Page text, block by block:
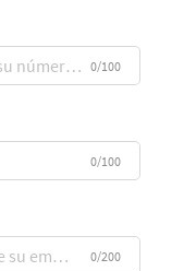
0/100
0/100
0/200